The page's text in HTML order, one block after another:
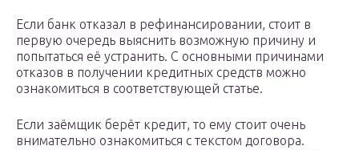
Если банк отказал в рефинансировании, стоит в
первую очередь выяснить возможную причину и
попытаться её устранить. С основными причинами
отказов в получении кредитных средств можно
ознакомиться в соответствующей статье.
Если заёмщик берёт кредит, то ему стоит очень
внимательно ознакомиться с текстом договора.